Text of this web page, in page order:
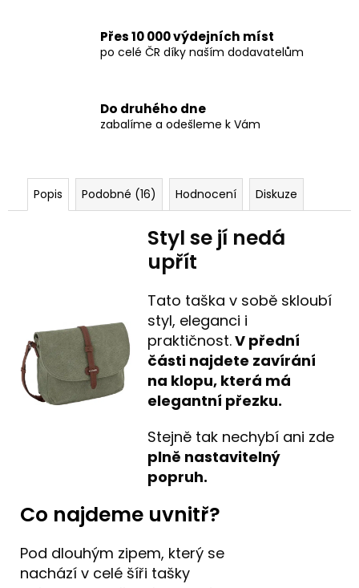
Přes 10 000 výdejních míst
po celé ČR díky naším dodavatelům
Do druhého dne
zabalíme a odešleme k Vám
Popis Podobné (16) Hodnocení Diskuze
Styl se jí nedá
upřít
Tato taška v sobě skloubí
styl, eleganci i
praktičnost.V přední
části najdete zavírání
na klopu, která má
elegantní přezku.
Stejně tak nechybí ani zde
plně nastavitelný
popruh.
Co najdeme uvnitř?
Pod dlouhým zipem, který se
nachází v celé šíři tašky